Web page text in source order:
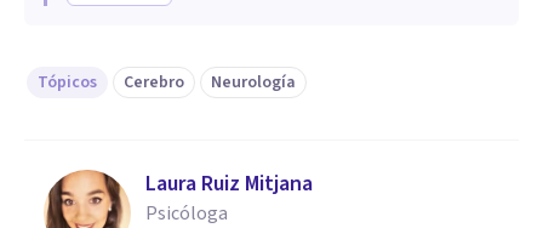
Tópicos Cerebro Neurología
Laura Ruiz Mitjana
Psicóloga